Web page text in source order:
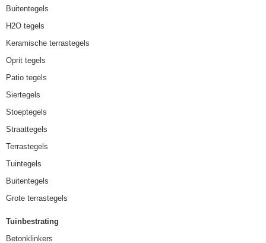
Buitentegels
H2O tegels
Keramische terrastegels
Oprit tegels
Patio tegels
Siertegels
Stoeptegels
Straattegels
Terrastegels
Tuintegels
Buitentegels
Grote terrastegels
Tuinbestrating
Betonklinkers